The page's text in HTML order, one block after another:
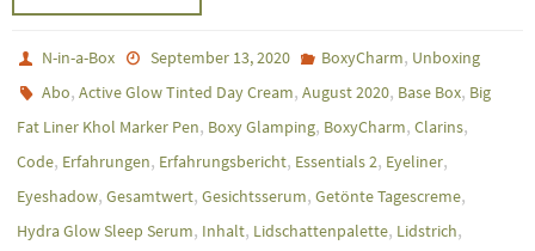
N-in-a-Box September 13, 2020 BoxyCharm, Unboxing
Abo,Active Glow Tinted Day Cream,August 2020, Base Box, Big
Fat Liner Khol Marker Pen, Boxy Glamping, BoxyCharm, Clarins,
Code, Erfahrungen, Erfahrungsbericht, Essentials 2, Eyeliner,
Eyeshadow, Gesamtwert, Gesichtsserum, Getönte Tagescreme,
Hydra Glow Sleep Serum, Inhalt, Lidschattenpalette, Lidstrich,